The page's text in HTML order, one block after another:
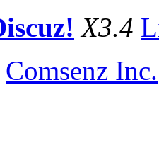
X3.4
Comsenz Inc.